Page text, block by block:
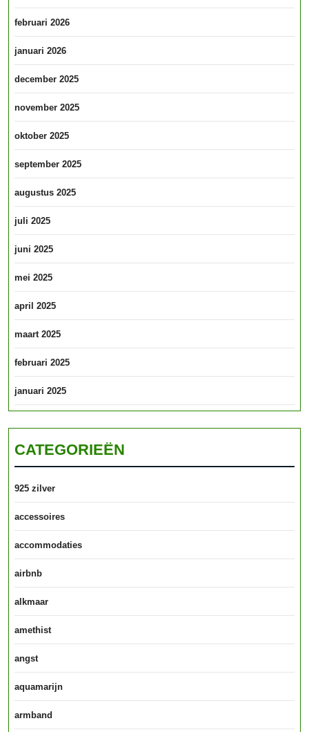
februari 2026
januari 2026
december 2025
november 2025
oktober 2025
september 2025
augustus 2025
juli 2025
juni 2025
mei 2025
april 2025
maart 2025
februari 2025
januari 2025
CATEGORIEËN
925 zilver
accessoires
accommodaties
airbnb
alkmaar
amethist
angst
aquamarijn
armband